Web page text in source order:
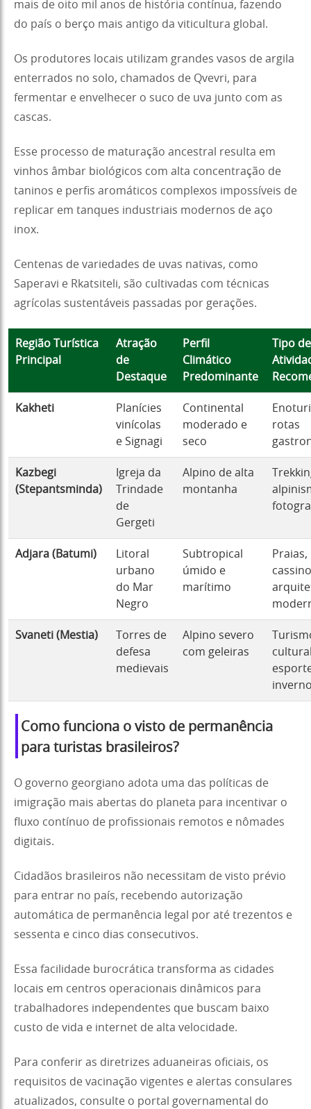
mais de oito mil anos de história contínua, fazendo
do país o berço mais antigo da viticultura global.
Os produtores locais utilizam grandes vasos de argila
enterrados no solo, chamados de Qvevri, para
fermentar e envelhecer o suco de uva junto com as
cascas.
Esse processo de maturação ancestral resulta em
vinhos âmbar biológicos com alta concentração de
taninos e perfis aromáticos complexos impossíveis de
replicar em tanques industriais modernos de aço
inox.
Centenas de variedades de uvas nativas, como
Saperavi e Rkatsiteli, são cultivadas com técnicas
agrícolas sustentáveis passadas por gerações.
Região Turística
Principal
Atração
de
Destaque
Perfil
Climático
Predominante
Tipo de
Kakheti
Planícies
vinícolas
e Signagi
Continental
moderado e
seco
rotas
Kazbegi
(Stepantsminda)
Igreja da
Trindade
de
Gergeti
Alpino de alta
montanha
Adjara (Batumi)
Litoral
urbano
do Mar
Negro
Subtropical
úmido e
marítimo
Praias,
Svaneti (Mestia)
Torres de
defesa
medievais
Alpino severo
com geleiras
Como funciona o visto de permanência
para turistas brasileiros?
O governo georgiano adota uma das políticas de
imigração mais abertas do planeta para incentivar o
fluxo contínuo de profissionais remotos e nômades
digitais.
Cidadãos brasileiros não necessitam de visto prévio
para entrar no país, recebendo autorização
automática de permanência legal por até trezentos e
sessenta e cinco dias consecutivos.
Essa facilidade burocrática transforma as cidades
locais em centros operacionais dinâmicos para
trabalhadores independentes que buscam baixo
custo de vida e internet de alta velocidade.
Para conferir as diretrizes aduaneiras oficiais, os
requisitos de vacinação vigentes e alertas consulares
atualizados, consulte o portal governamental do